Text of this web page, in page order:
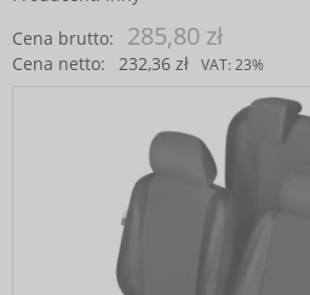
Cena brutto:
285,80 zł
Cena netto: 232,36 zł VAT: 23%